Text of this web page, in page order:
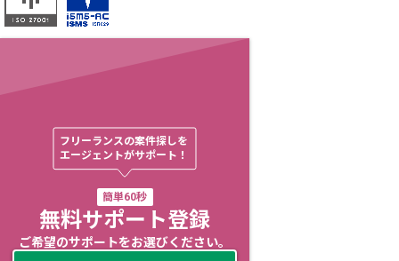
フリーランスの案件探しを
エージェントがサポート！
簡単60秒
無料サポート登録
ご希望のサポートをお選びください。